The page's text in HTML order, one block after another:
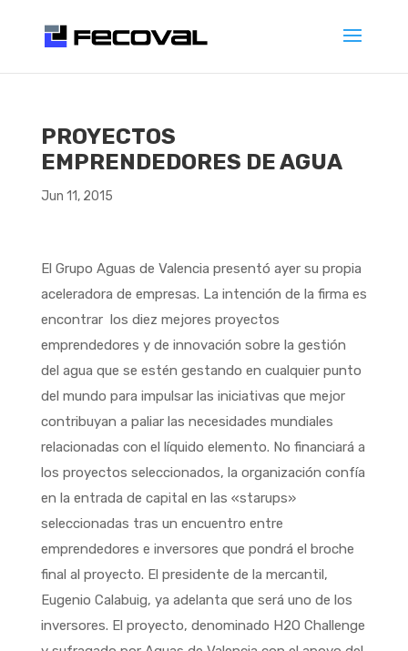
PROYECTOS
EMPRENDEDORES DE AGUA
Jun 11, 2015
El Grupo Aguas de Valencia presentó ayer su propia
aceleradora de empresas. La intención de la firma es
encontrar los diez mejores proyectos
emprendedores y de innovación sobre la gestión
del agua que se estén gestando en cualquier punto
del mundo para impulsar las iniciativas que mejor
contribuyan a paliar las necesidades mundiales
relacionadas con el líquido elemento. No financiará a
los proyectos seleccionados, la organización confía
en la entrada de capital en las «starups»
seleccionadas tras un encuentro entre
emprendedores e inversores que pondrá el broche
final al proyecto. El presidente de la mercantil,
Eugenio Calabuig, ya adelanta que será uno de los
inversores. El proyecto, denominado H2O Challenge